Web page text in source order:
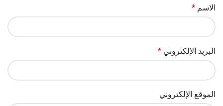
الاسم *
البريد الإلكتروني *
الموقع الإلكتروني